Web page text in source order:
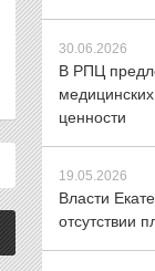
30.06.2026
В РПЦ
ценности
19.05.2026
Власти
отсутствии